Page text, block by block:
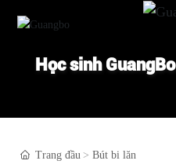
Học sinh GuangBo
Trang đầu Bút bi lăn